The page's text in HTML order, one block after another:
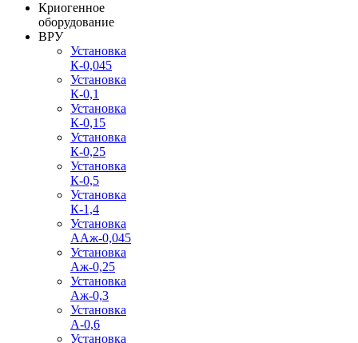
Криогенное
оборудование
ВРУ
Установка
К-0,045
Установка
К-0,1
Установка
К-0,15
Установка
К-0,25
Установка
К-0,5
Установка
К-1,4
Установка
ААж-0,045
Установка
Аж-0,25
Установка
Аж-0,3
Установка
А-0,6
Установка